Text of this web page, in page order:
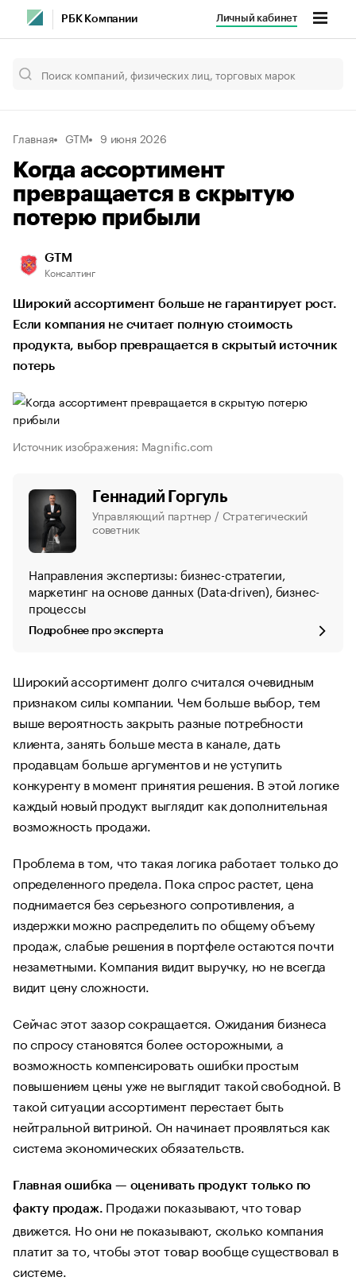
РБК Компании Личный кабинет
Главная GTM 9 июня 2026
Когда ассортимент
превращается в скрытую
потерю прибыли
GTM
Консалтинг
Широкий ассортимент больше не гарантирует рост.
Если компания не считает полную стоимость
продукта, выбор превращается в скрытый источник
потерь
Источник изображения: Magnific.com
Геннадий Горгуль
Управляющий партнер / Стратегический
советник
Направления экспертизы: бизнес-стратегии,
маркетинг на основе данных (Data-driven), бизнес-
процессы
Подробнее про эксперта
Широкий ассортимент долго считался очевидным
признаком силы компании. Чем больше выбор, тем
выше вероятность закрыть разные потребности
клиента, занять больше места в канале, дать
продавцам больше аргументов и не уступить
конкуренту в момент принятия решения. В этой логике
каждый новый продукт выглядит как дополнительная
возможность продажи.
Проблема в том, что такая логика работает только до
определенного предела. Пока спрос растет, цена
поднимается без серьезного сопротивления, а
издержки можно распределить по общему объему
продаж, слабые решения в портфеле остаются почти
незаметными. Компания видит выручку, но не всегда
видит цену сложности.
Сейчас этот зазор сокращается. Ожидания бизнеса
по спросу становятся более осторожными, а
возможность компенсировать ошибки простым
повышением цены уже не выглядит такой свободной. В
такой ситуации ассортимент перестает быть
нейтральной витриной. Он начинает проявляться как
система экономических обязательств.
Главная ошибка — оценивать продукт только по
факту продаж. Продажи показывают, что товар
движется. Но они не показывают, сколько компания
платит за то, чтобы этот товар вообще существовал в
системе.